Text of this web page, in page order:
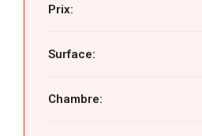
Prix:
Surface:
Chambre: